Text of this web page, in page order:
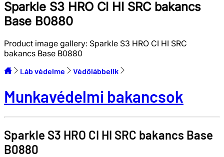
Sparkle S3 HRO CI HI SRC bakancs
Base B0880
Product image gallery: Sparkle S3 HRO CI HI SRC
bakancs Base B0880
Láb védelme Védőlábbelik
Munkavédelmi bakancsok
Sparkle S3 HRO CI HI SRC bakancs Base
B0880